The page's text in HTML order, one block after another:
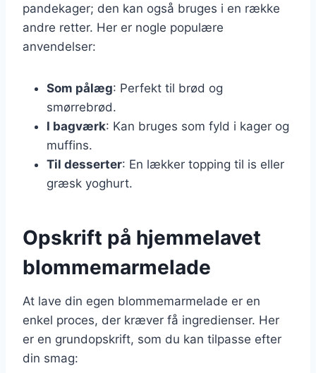
pandekager; den kan også bruges i en række
andre retter. Her er nogle populære
anvendelser:
Som pålæg: Perfekt til brød og
smørrebrød.
I bagværk: Kan bruges som fyld i kager og
muffins.
Til desserter: En lækker topping til is eller
græsk yoghurt.
Opskrift på hjemmelavet
blommemarmelade
At lave din egen blommemarmelade er en
enkel proces, der kræver få ingredienser. Her
er en grundopskrift, som du kan tilpasse efter
din smag: